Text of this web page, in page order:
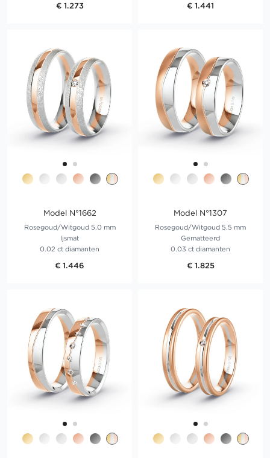
€ 1.273 € 1.441
Model N°1662
Rosegoud/Witgoud 5.0 mm
Ijsmat
0.02 ct diamanten
€ 1.446
Model N°1307
Rosegoud/Witgoud 5.5 mm
Gematteerd
0.03 ct diamanten
€ 1.825